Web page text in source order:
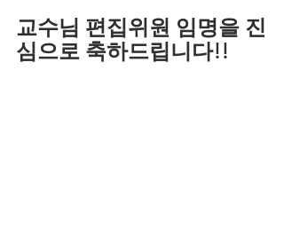
교수님 편집위원 임명을 진
심으로 축하드립니다!!